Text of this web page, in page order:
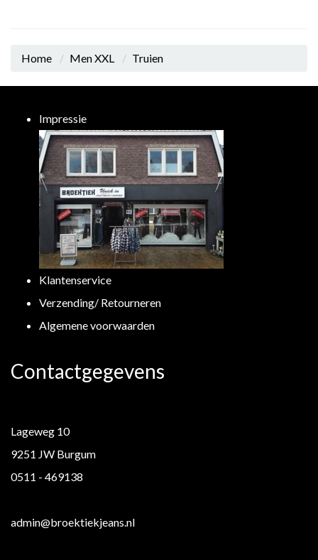
Home Men XXL Truien
Impressie
Klantenservice
Verzending/ Retourneren
Algemene voorwaarden
Contactgegevens
Lageweg 10
9251 JW Burgum
0511 - 469138
admin@broektiekjeans.nl